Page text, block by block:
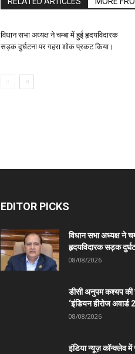
विधान सभा अध्यक्ष ने चम्बा में हुई हृदयविदारक
सड़क दुर्घटना पर गहरा शोक प्रकट किया।
EDITOR PICKS
विधान सभा अध्यक्ष ने
हृदयविदारक सड़क
08/08/2026
डीसी अनुपम कश्यप की
‘इंडियन हीरोज अवार्ड
08/08/2026
इंडिया न्यूज़ कॉन्क्लेव